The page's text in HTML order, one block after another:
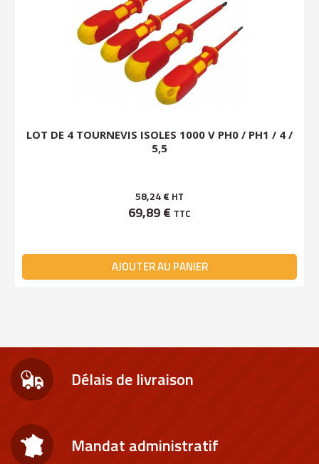
LOT DE 4 TOURNEVIS ISOLES 1000 V PH0 / PH1 / 4 /
5,5
58,24 € HT
69,89 € TTC
AJOUTER AU PANIER
Délais de livraison
Mandat administratif